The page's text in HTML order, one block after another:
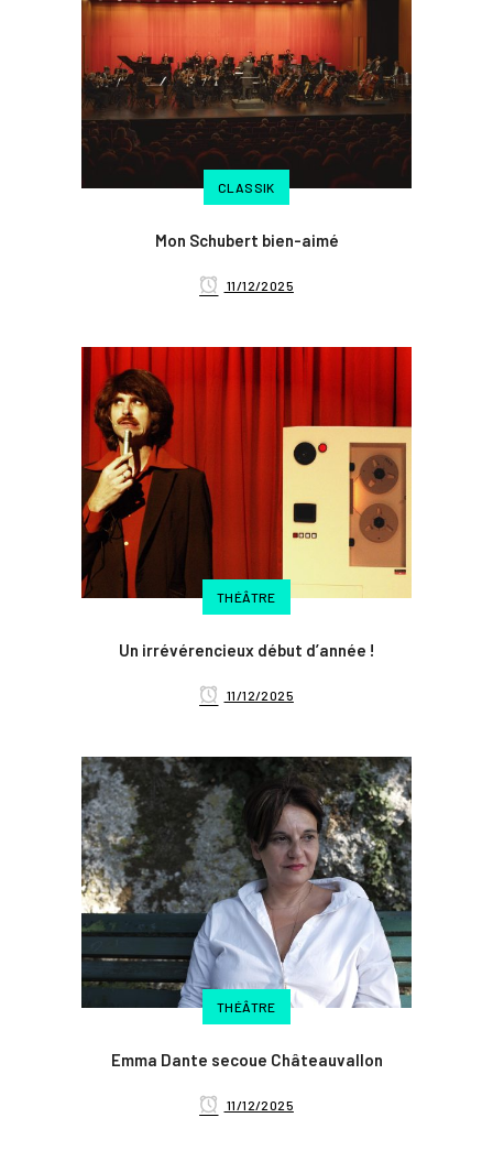
CLASSIK
Mon Schubert bien-aimé
11/12/2025
THÉÂTRE
Un irrévérencieux début d’année !
11/12/2025
THÉÂTRE
Emma Dante secoue Châteauvallon
11/12/2025